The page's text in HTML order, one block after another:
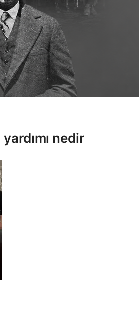
nedir